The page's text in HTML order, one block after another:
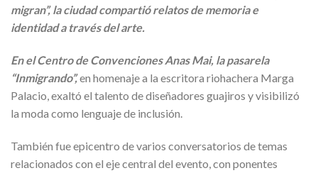
migran”, la ciudad compartió relatos de memoria e
identidad a través del arte.
En el Centro de Convenciones Anas Mai, la pasarela
“Inmigrando”,en homenaje a la escritora riohachera Marga
Palacio, exaltó el talento de diseñadores guajiros y visibilizó
la moda como lenguaje de inclusión.
También fue epicentro de varios conversatorios de temas
relacionados con el eje central del evento, con ponentes